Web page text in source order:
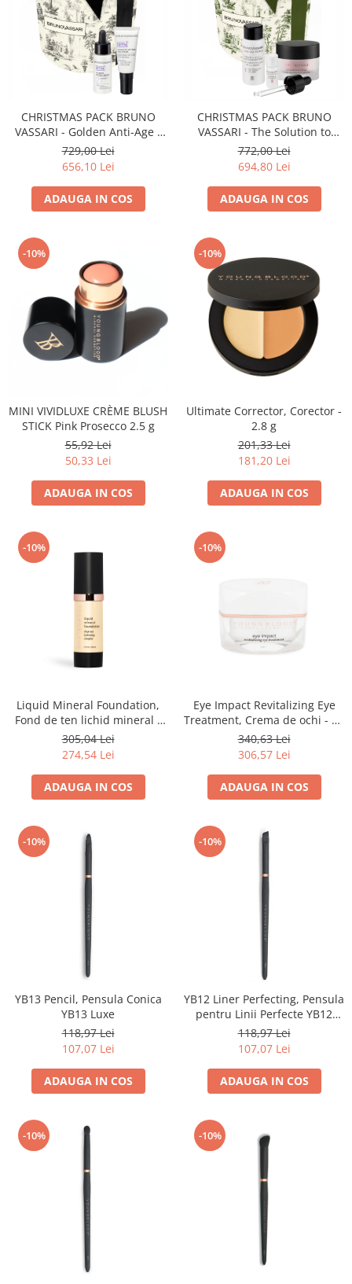
CHRISTMAS PACK BRUNO
VASSARI - Golden Anti-Age -
RTN
729,00 Lei
656,10 Lei
ADAUGA IN COS
CHRISTMAS PACK BRUNO
VASSARI - The Solution to
Sagging - BIO CEUTICALS
772,00 Lei
694,80 Lei
ADAUGA IN COS
-10%
MINI VIVIDLUXE CRÈME BLUSH
STICK Pink Prosecco 2.5 g
55,92 Lei
50,33 Lei
ADAUGA IN COS
-10%
Ultimate Corrector, Corector -
2.8 g
201,33 Lei
181,20 Lei
ADAUGA IN COS
-10%
Liquid Mineral Foundation,
Fond de ten lichid mineral -
30ml
305,04 Lei
274,54 Lei
ADAUGA IN COS
-10%
Eye Impact Revitalizing Eye
Treatment, Crema de ochi - 13
ml
340,63 Lei
306,57 Lei
ADAUGA IN COS
-10%
YB13 Pencil, Pensula Conica
YB13 Luxe
118,97 Lei
107,07 Lei
ADAUGA IN COS
-10%
YB12 Liner Perfecting, Pensula
pentru Linii Perfecte YB12
Luxe
118,97 Lei
107,07 Lei
ADAUGA IN COS
-10% -10%